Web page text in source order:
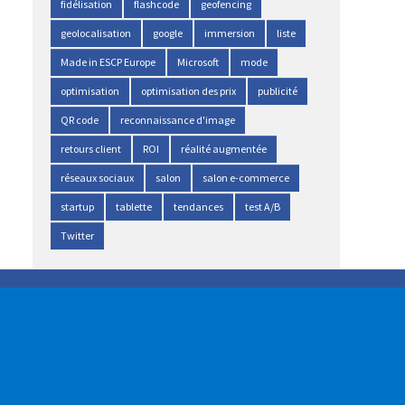
fidélisation flashcode geofencing
geolocalisation google immersion liste
Made in ESCP Europe Microsoft mode
optimisation optimisation des prix publicité
QR code reconnaissance d'image
retours client ROI réalité augmentée
réseaux sociaux salon salon e-commerce
startup tablette tendances test A/B
Twitter